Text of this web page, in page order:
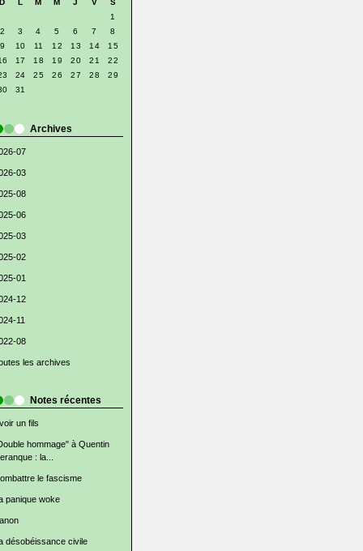
D L M M J V
S
1
2
3 4 5 6 7
8
9
10 11 12 13 14
15
17 18 19 20 21
22
24 25 26 27 28
29
31
Archives
07
03
08
06
03
02
01
12
11
08
les archives
Notes récentes
un fils
hommage" à Quentin
: la...
le fascisme
panique woke
désobéissance civile